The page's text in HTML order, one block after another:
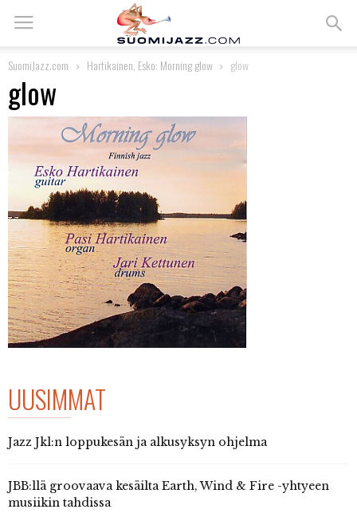
SuomiJazz.com Hartikainen, Esko: Morning glow glow
glow
UUSIMMAT
Jazz Jkl:n loppukesän ja alkusyksyn ohjelma
JBB:llä groovaava kesäilta Earth, Wind & Fire -yhtyeen
musiikin tahdissa